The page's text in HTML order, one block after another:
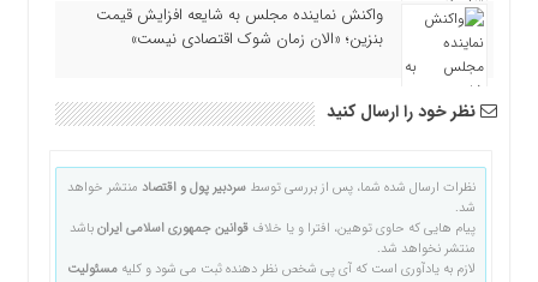
واکنش نماینده مجلس به شایعه افزایش قیمت
بنزین؛ «الان زمان شوک اقتصادی نیست»
نظر خود را ارسال کنید
نظرات ارسال شده شما، پس از بررسی توسط سردبیر پول و اقتصاد منتشر خواهد
شد.
پیام هایی که حاوی توهین، افترا و یا خلاف قوانین جمهوری اسلامی ایرانباشد
منتشر نخواهد شد.
لازم به یادآوری است که آی پی شخص نظر دهنده ثبت می شود و کلیه مسئولیت